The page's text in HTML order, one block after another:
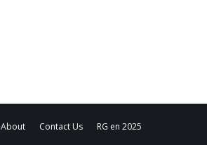
About Contact Us
RG en 2025